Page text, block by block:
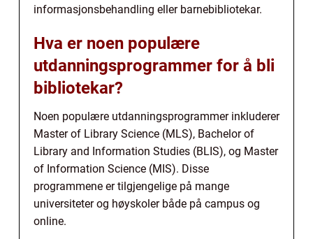
informasjonsbehandling eller barnebibliotekar.
Hva er noen populære
utdanningsprogrammer for å bli
bibliotekar?
Noen populære utdanningsprogrammer inkluderer
Master of Library Science (MLS), Bachelor of
Library and Information Studies (BLIS), og Master
of Information Science (MIS). Disse
programmene er tilgjengelige på mange
universiteter og høyskoler både på campus og
online.